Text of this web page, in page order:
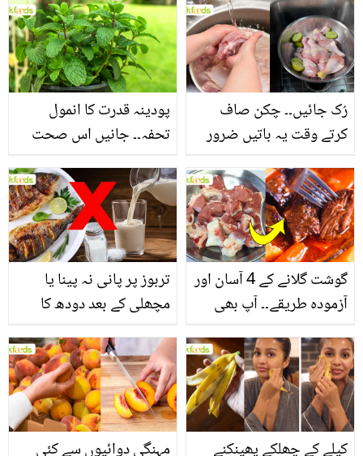
منرلز اور اینٹی آکسیڈنٹس
سے بھرپور اس سبزی کے
فائدے
بنانے کے چند قدرتی طریقے
پودینہ قدرت کا انمول
تحفہ۔۔ جانیں اس صحت
انگیز طبی فوائد
رُک جائیں۔۔ چکن صاف
کرتے وقت یہ باتیں ضرور
تربوز پر پانی نہ پینا یا
مچھلی کے بعد دودھ کا
سے متعلق غلط فہمیوں کی
حقیقت کیا ہے اور افواہ
کیا؟
گوشت گلانے کے 4 آسان اور
آزمودہ طریقے۔۔ آپ بھی
بتائے راز
مہنگی دوائیوں سے کئی
کیلے کے چھلکے پھینکنے